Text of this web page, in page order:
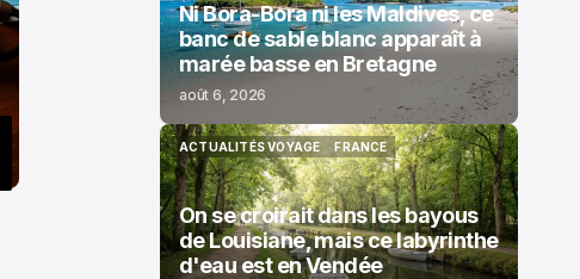
Ni Bora-Bora ni les Maldives, ce
banc de sable blanc apparaît à
marée basse en Bretagne
août 6, 2026
ACTUALITÉS VOYAGE
ACTUALITÉS VOYAGE
FRANCE
FRANCE
On se croirait dans les bayous
de Louisiane, mais ce labyrinthe
d'eau est en Vendée